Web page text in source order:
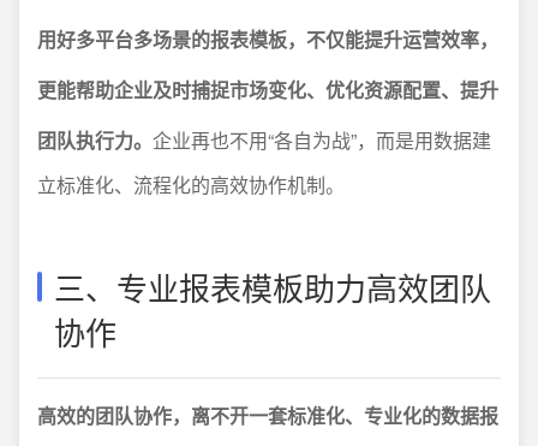
用好多平台多场景的报表模板，不仅能提升运营效率，
更能帮助企业及时捕捉市场变化、优化资源配置、提升
团队执行力。 企业再也不用“各自为战”，而是用数据建
立标准化、流程化的高效协作机制。
三、专业报表模板助力高效团队
协作
高效的团队协作，离不开一套标准化、专业化的数据报